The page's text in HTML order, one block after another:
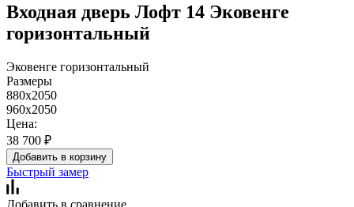
Входная дверь Лофт 14 Эковенге
горизонтальный
Эковенге горизонтальный
Размеры
880x2050
960x2050
Цена:
38 700 ₽
Добавить в корзину
Быстрый замер
Добавить в сравнение